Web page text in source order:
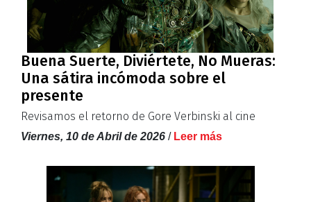
Buena Suerte, Diviértete, No Mueras:
Una sátira incómoda sobre el
presente
Revisamos el retorno de Gore Verbinski al cine
Viernes, 10 de Abril de 2026 / Leer más